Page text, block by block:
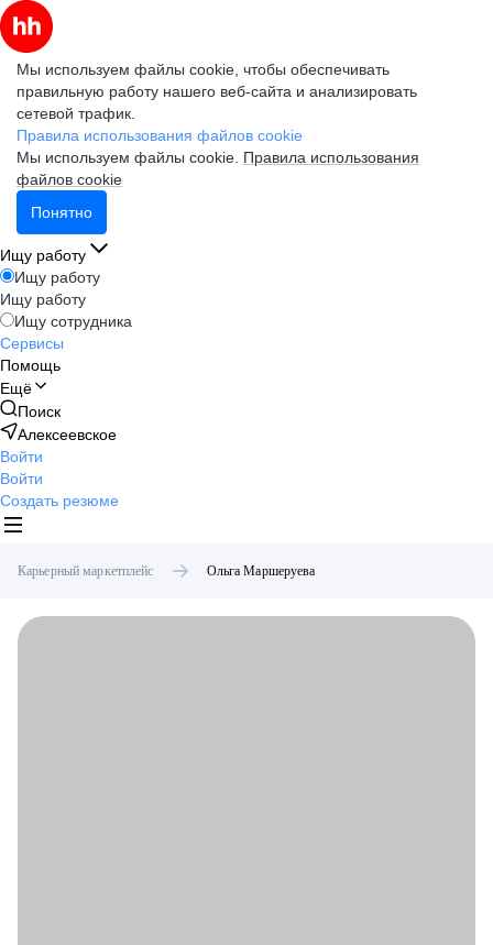
Мы используем файлы cookie, чтобы обеспечивать
правильную работу нашего веб-сайта и анализировать
сетевой трафик.
Правила использования файлов cookie
Мы используем файлы cookie. Правила использования
файлов cookie
Понятно
Ищу работу
Ищу работу
Ищу работу
Ищу сотрудника
Сервисы
Помощь
Ещё
Поиск
Алексеевское
Войти
Войти
Создать резюме
Карьерный маркетплейс Ольга Маршеруева